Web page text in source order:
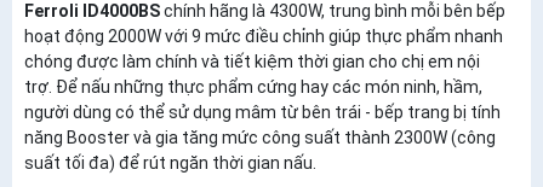
Ferroli ID4000BSchính hãng là 4300W, trung bình mỗi bên bếp
hoạt động 2000W với 9 mức điều chỉnh giúp thực phẩm nhanh
chóng được làm chính và tiết kiệm thời gian cho chị em nội
trợ. Để nấu những thực phẩm cứng hay các món ninh, hầm,
người dùng có thể sử dụng mâm từ bên trái - bếp trang bị tính
năng Booster và gia tăng mức công suất thành 2300W (công
suất tối đa) để rút ngăn thời gian nấu.